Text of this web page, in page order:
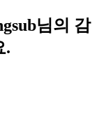
님의 감
.